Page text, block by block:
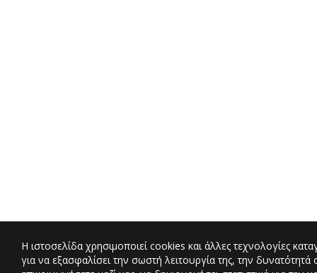
Η ιστοσελίδα χρησιμοποιεί cookies και άλλες τεχνολογίες
για να εξασφαλίσει την σωστή λειτουργία της, την δυνατότητά